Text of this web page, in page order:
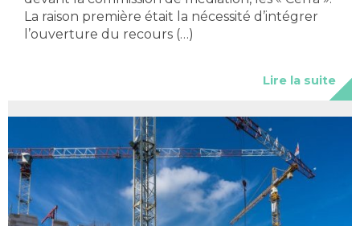
La raison première était la nécessité d’intégrer
l’ouverture du recours (…)
Lire la suite